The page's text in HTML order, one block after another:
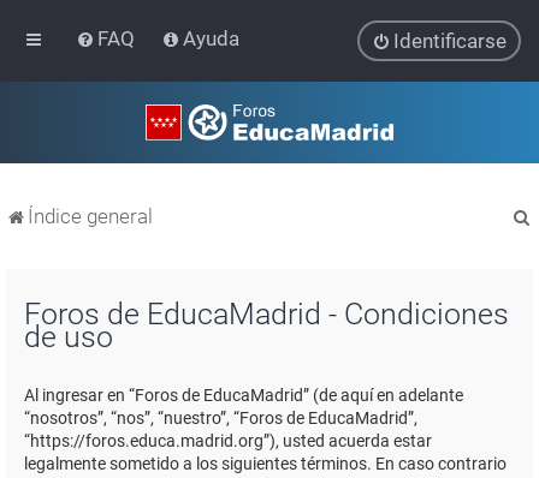
FAQ Ayuda Identificarse
Índice general
Foros de EducaMadrid - Condiciones
de uso
Al ingresar en “Foros de EducaMadrid” (de aquí en adelante
“nosotros”, “nos”, “nuestro”, “Foros de EducaMadrid”,
“https://foros.educa.madrid.org”), usted acuerda estar
legalmente sometido a los siguientes términos. En caso contrario